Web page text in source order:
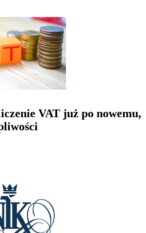
VAT już po nowemu,